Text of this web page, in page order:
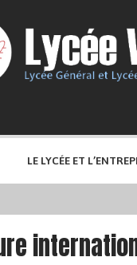
LE LYCÉE ET